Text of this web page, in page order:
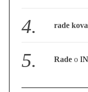
rade
Rade o
r